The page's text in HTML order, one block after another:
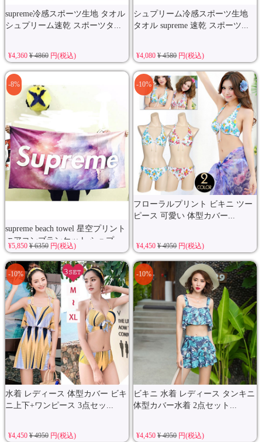
supreme冷感スポーツ生地 タオル
シュプリーム速乾 スポーツタ...
¥4,360 ¥ 4860円(税込)
シュプリーム冷感スポーツ生地
タオル supreme 速乾 スポーツ...
¥4,080¥ 4580円(税込)
supreme beach towel 星空プリント
エアコンブランケット シュプ
リ...
-8%
¥5,850 ¥ 6350円(税込)
フローラルプリント ビキニ ツー
ピース 可愛い 体型カバー...
-10%
¥4,450¥ 4950円(税込)
水着 レディース 体型カバー ビキ
ニ上下+ワンピース 3点セッ...
-10%
¥4,450 ¥ 4950円(税込)
ビキニ 水着 レディース タンキニ
体型カバー水着 2点セット...
-10%
¥4,450¥ 4950円(税込)